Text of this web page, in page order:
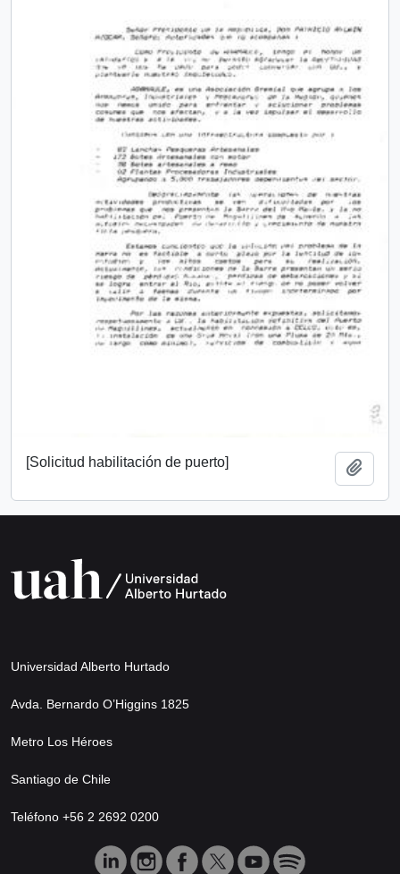
[Solicitud habilitación de puerto]
Universidad Alberto Hurtado
Avda. Bernardo O’Higgins 1825
Metro Los Héroes
Santiago de Chile
Teléfono +56 2 2692 0200